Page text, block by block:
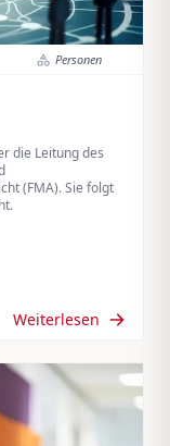
Personen
die Leitung des
(FMA). Sie folgt
Weiterlesen